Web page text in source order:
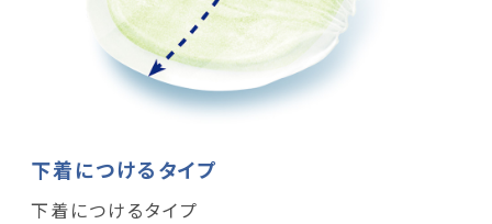
下着につけるタイプ
下着につけるタイプ